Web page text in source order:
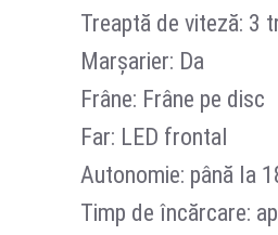
Treaptă de viteză: 3
Marșarier: Da
Frâne: Frâne pe disc
Far: LED frontal
Autonomie: până la
Timp de încărcare: